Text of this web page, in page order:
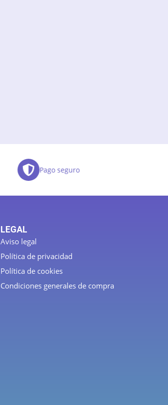
Pago seguro
LEGAL
Aviso legal
Política de privacidad
Política de cookies
Condiciones generales de compra